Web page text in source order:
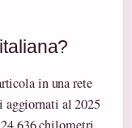
in una rete
al 2025